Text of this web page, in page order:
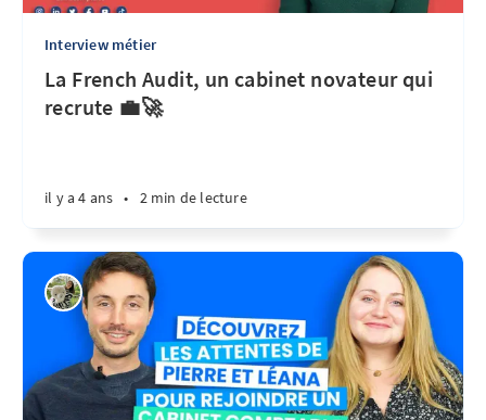
Interview métier
La French Audit, un cabinet novateur qui
recrute 💼🚀
il y a 4 ans • 2 min de lecture